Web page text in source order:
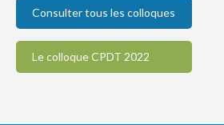
Consulter tous les colloques
Le colloque CPDT 2022